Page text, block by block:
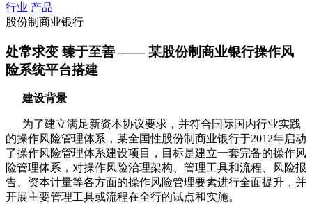
行业 产品
股份制商业银行
处常求变 臻于至善 —— 某股份制商业银行操作风
险系统平台搭建
建设背景
为了建立满足新资本协议要求，并符合国际国内行业实践
的操作风险管理体系，某全国性股份制商业银行于2012年启动
了操作风险管理体系建设项目，目标是建立一套完备的操作风
险管理体系，对操作风险治理架构、管理工具和流程、风险报
告、资本计量等各方面的操作风险管理要素进行全面提升，并
开展主要管理工具或流程在全行的试点和实施。